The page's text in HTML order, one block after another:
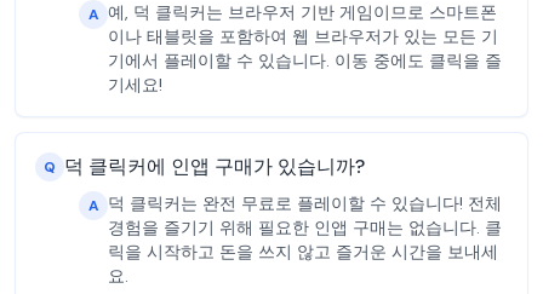
A 예, 덕 클릭커는 브라우저 기반 게임이므로 스마트폰
이나 태블릿을 포함하여 웹 브라우저가 있는 모든 기
기에서 플레이할 수 있습니다. 이동 중에도 클릭을 즐
기세요!
Q 덕 클릭커에 인앱 구매가 있습니까?
A 덕 클릭커는 완전 무료로 플레이할 수 있습니다! 전체
경험을 즐기기 위해 필요한 인앱 구매는 없습니다. 클
릭을 시작하고 돈을 쓰지 않고 즐거운 시간을 보내세
요.